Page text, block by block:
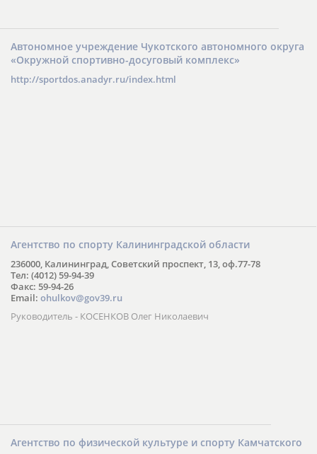
Автономное учреждение Чукотского автономного округа
«Окружной спортивно-досуговый комплекс»
http://sportdos.anadyr.ru/index.html
Агентство по спорту Калининградской области
236000, Калининград, Советский проспект, 13, оф.77-78
Тел: (4012) 59-94-39
Факс: 59-94-26
Email: ohulkov@gov39.ru
Руководитель - КОСЕНКОВ Олег Николаевич
Агентство по физической культуре и спорту Камчатского